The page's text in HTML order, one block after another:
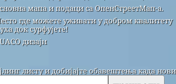
мапа и подаци са ОпенСтреетМап-а.
где можете уживати у добром квалитету
док сурфујете!
дизајн
листу и добијајте обавештења када